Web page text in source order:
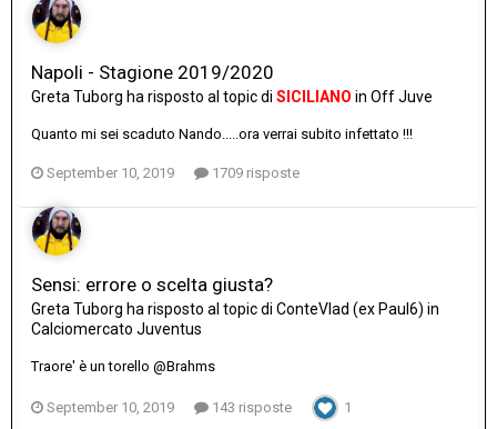
Napoli - Stagione 2019/2020
Greta Tuborg ha risposto al topic di SICILIANO in Off Juve
Quanto mi sei scaduto Nando.....ora verrai subito infettato !!!
September 10, 2019 1709 risposte
Sensi: errore o scelta giusta?
Greta Tuborg ha risposto al topic di ConteVlad (ex Paul6) in
Calciomercato Juventus
Traore' è un torello @Brahms
September 10, 2019 143 risposte 1